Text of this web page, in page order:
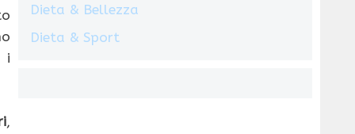
i
,
Dieta & Bellezza
Dieta & Sport